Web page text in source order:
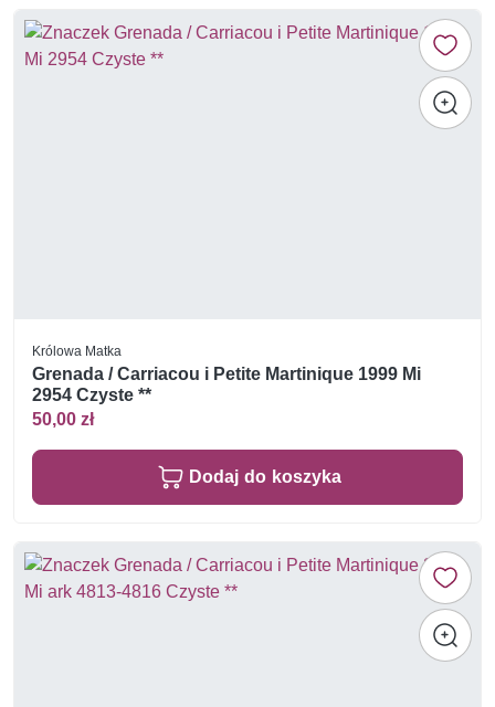
Królowa Matka
Grenada / Carriacou i Petite Martinique 1999 Mi
2954 Czyste **
50,00 zł
Dodaj do koszyka